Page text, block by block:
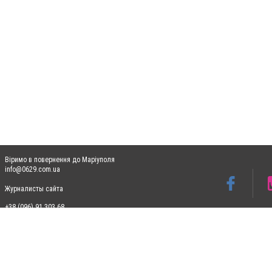
Віримо в повернення до Маріуполя
info@0629.com.ua
Журналисты сайта
+38 (096) 91 303 68